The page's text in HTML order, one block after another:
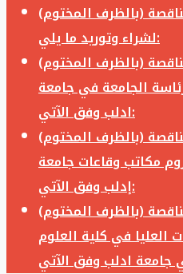
(بالظرف المختوم)
لشراء وتوريد ما يلي:
(بالظرف المختوم)
الجامعة في جامعة
ادلب وفق الآتي:
(بالظرف المختوم)
مكاتب وقاعات جامعة
إدلب وفق الآتي:
(بالظرف المختوم)
العليا في كلية العلوم